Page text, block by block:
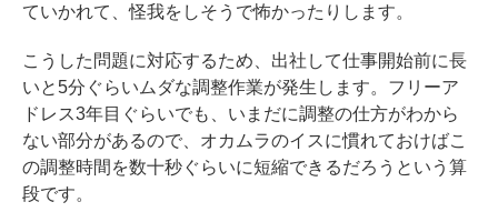
ていかれて、怪我をしそうで怖かったりします。
こうした問題に対応するため、出社して仕事開始前に長
いと5分ぐらいムダな調整作業が発生します。フリーア
ドレス3年目ぐらいでも、いまだに調整の仕方がわから
ない部分があるので、オカムラのイスに慣れておけばこ
の調整時間を数十秒ぐらいに短縮できるだろうという算
段です。